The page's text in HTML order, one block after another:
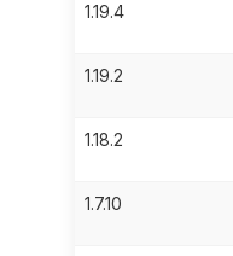
1.19.4
1.19.2
1.18.2
1.7.10